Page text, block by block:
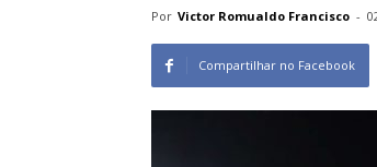
Por Victor Romualdo Francisco -
Compartilhar no Facebook